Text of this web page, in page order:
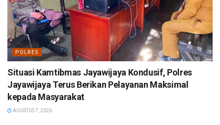
POLRES
Situasi Kamtibmas Jayawijaya Kondusif, Polres
Jayawijaya Terus Berikan Pelayanan Maksimal
kepada Masyarakat
AGUSTUS 7, 2026